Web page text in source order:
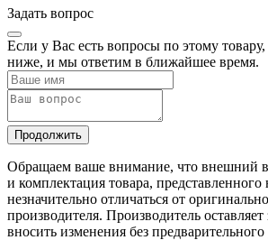
Задать вопрос
Если у Вас есть вопросы по этому
ниже, и мы ответим в ближайшее время.
Продолжить
Обращаем ваше внимание, что внешний
и комплектация товара, представленного
незначительно отличаться от
производителя. Производитель оставляет
вносить изменения без